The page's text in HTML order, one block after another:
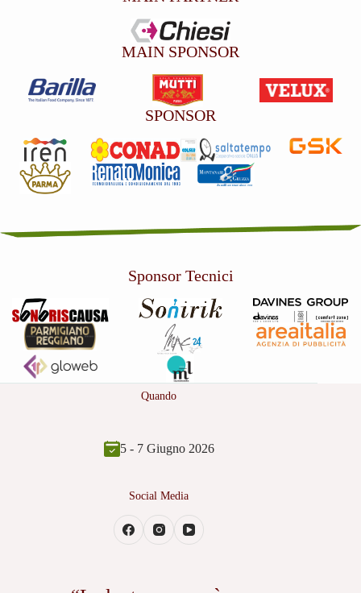
MAIN SPONSOR
SPONSOR
Sponsor Tecnici
Quando
5 - 7 Giugno 2026
Social Media